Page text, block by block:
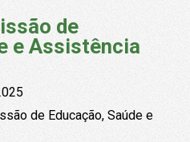
de
e Assistência
de Educação, Saúde e